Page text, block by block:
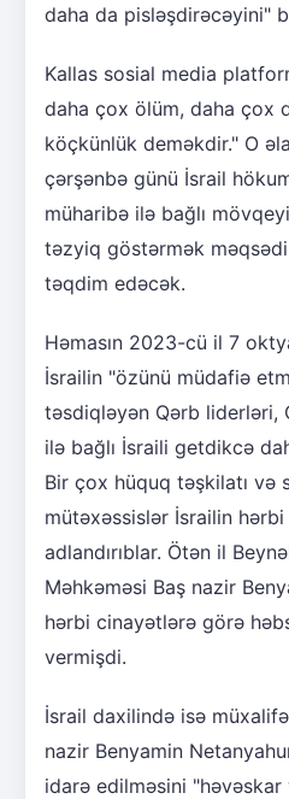
daha da pisləşdirəcəyini"
Kallas sosial media
daha çox ölüm, daha çox
köçkünlük deməkdir." O
çərşənbə günü İsrail
müharibə ilə bağlı
təzyiq göstərmək
təqdim edəcək.
Həmasın 2023-cü il 7
İsrailin "özünü müdafiə
təsdiqləyən Qərb liderləri,
ilə bağlı İsraili getdikcə
Bir çox hüquq təşkilatı və
mütəxəssislər İsrailin hərbi
adlandırıblar. Ötən il
Məhkəməsi Baş nazir
hərbi cinayətlərə görə
vermişdi.
İsrail daxilində isə
nazir Benyamin
idarə edilməsini